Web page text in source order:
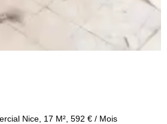
Nice, 17 M², 592 € / Mois